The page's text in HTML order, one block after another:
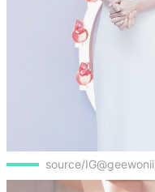
source/IG@geewonii